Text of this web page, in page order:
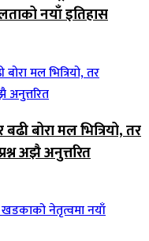
नयाँ इतिहास
बोरा मल भित्रियो, तर
अझै अनुत्तरित